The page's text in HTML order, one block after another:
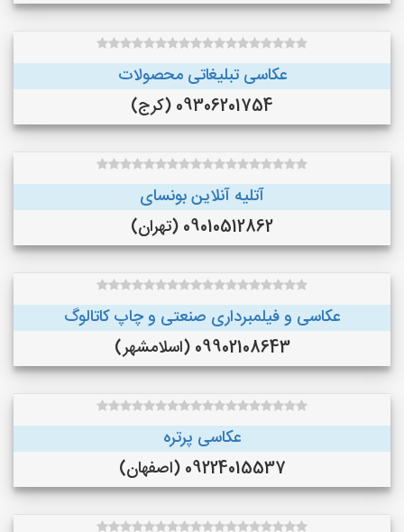
عکاسی تبلیغاتی محصولات
09306201754 (کرج)
آتلیه آنلاین بونسای
09010512862 (تهران)
عکاسی و فیلمبرداری صنعتی و چاپ کاتالوگ
09902108643 (اسلامشهر)
عکاسی پرتره
09224015537 (اصفهان)